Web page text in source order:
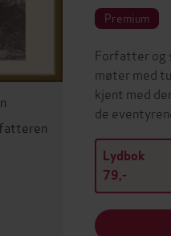
Premium
Forfatter og
møter med
kjent med
de
Lydbok
79,-